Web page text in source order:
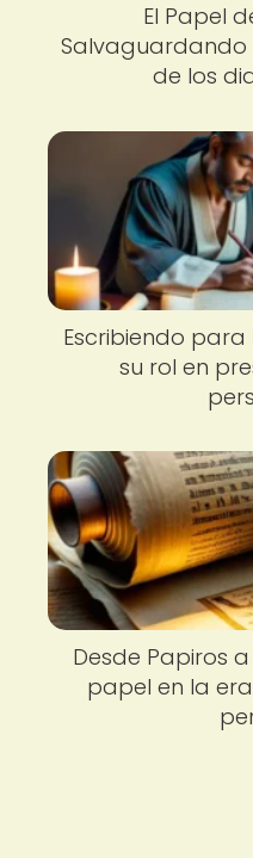
El Papel
Salvaguardando
de los
Escribiendo
su rol en
Desde Papiros
papel en la